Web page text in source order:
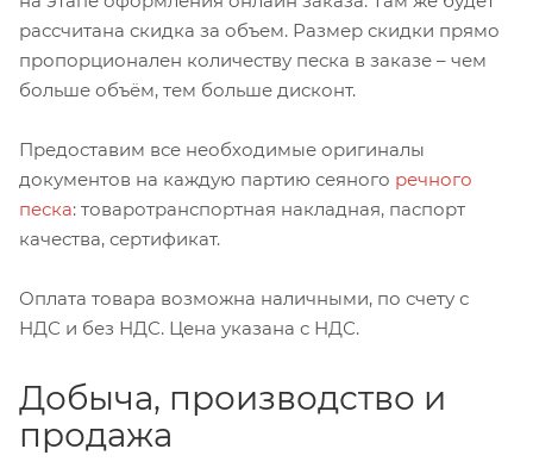
рассчитана скидка за объем. Размер скидки прямо
пропорционален количеству песка в заказе – чем
больше объём, тем больше дисконт.
Предоставим все необходимые оригиналы
документов на каждую партию сеяного речного
песка: товаротранспортная накладная, паспорт
качества, сертификат.
Оплата товара возможна наличными, по счету с
НДС и без НДС. Цена указана с НДС.
Добыча, производство и
продажа